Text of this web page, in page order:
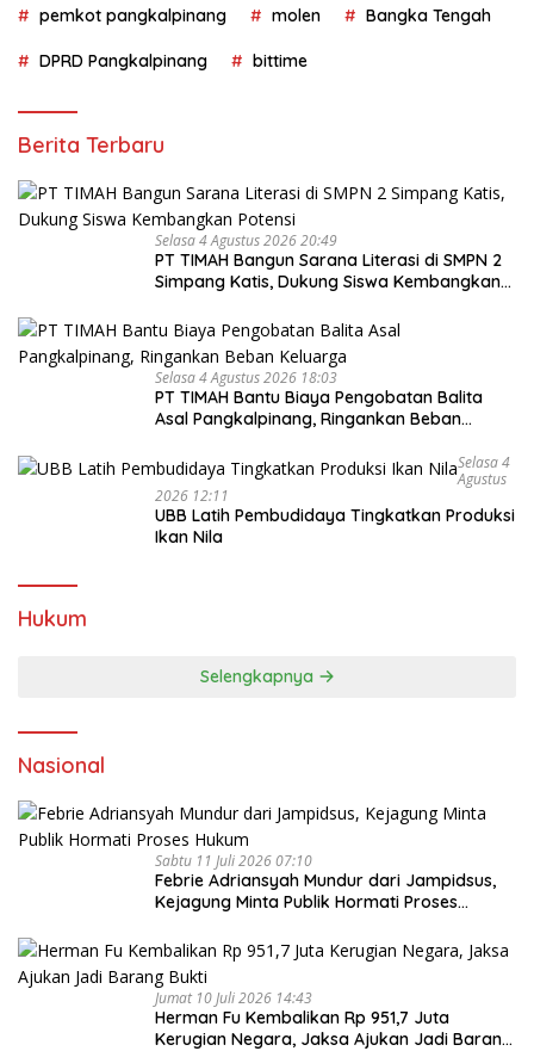
pemkot pangkalpinang molen Bangka Tengah
DPRD Pangkalpinang bittime
Berita Terbaru
Selasa 4 Agustus 2026 20:49
PT TIMAH Bangun Sarana Literasi di SMPN 2
Simpang Katis, Dukung Siswa Kembangkan
Selasa 4 Agustus 2026 18:03
PT TIMAH Bantu Biaya Pengobatan Balita
Asal Pangkalpinang, Ringankan Beban
Selasa 4
Agustus
2026 12:11
UBB Latih Pembudidaya Tingkatkan Produksi
Ikan Nila
Hukum
Selengkapnya
Nasional
Sabtu 11 Juli 2026 07:10
Febrie Adriansyah Mundur dari Jampidsus,
Kejagung Minta Publik Hormati Proses
Jumat 10 Juli 2026 14:43
Herman Fu Kembalikan Rp 951,7 Juta
Kerugian Negara, Jaksa Ajukan Jadi Barang